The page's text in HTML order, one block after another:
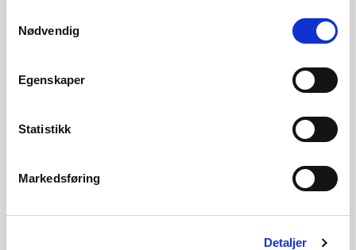
Nødvendig
Egenskaper
Statistikk
Markedsføring
Detaljer
Obs, NVE har et tak for antall påmeldte til arrangementet
du ikke får meldte deg på så vil du likevel kunne se
Dette er et tidligere arrangement